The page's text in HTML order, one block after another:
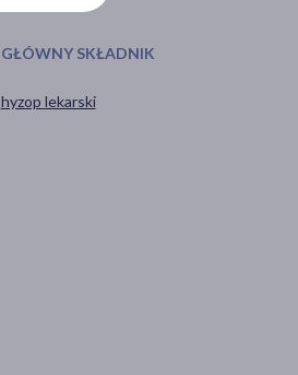
GŁÓWNY SKŁADNIK
hyzop lekarski